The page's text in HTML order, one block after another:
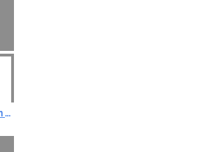
Voer/Drinkbak Steen Rabbit - Mat Grijs